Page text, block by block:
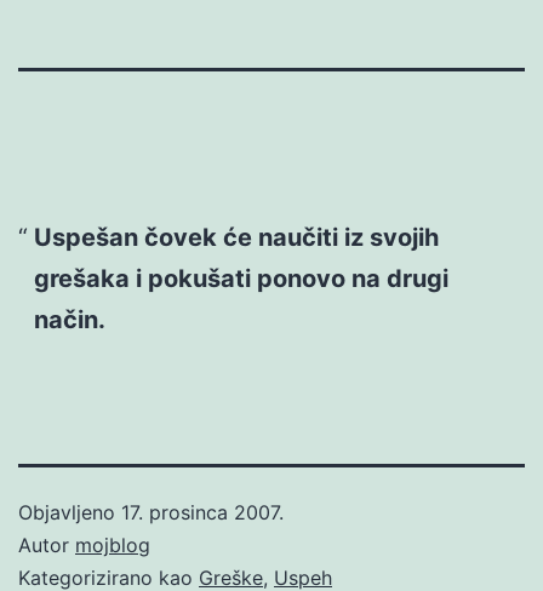
Uspešan čovek će naučiti iz svojih
grešaka i pokušati ponovo na drugi
način.
Objavljeno 17. prosinca 2007.
Autor mojblog
Kategorizirano kao Greške, Uspeh